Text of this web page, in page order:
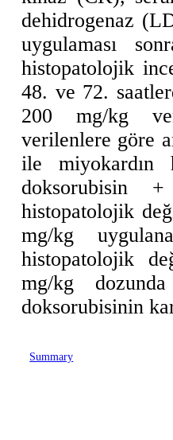
dehidrogenaz
uygulaması
histopatolojik
48. ve 72.
200 mg/kg
verilenlere göre
ile miyokardın
doksorubisin
histopatolojik
mg/kg
histopatolojik
mg/kg
doksorubisinin
Summary